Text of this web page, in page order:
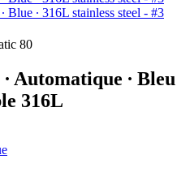
80
Automatique ∙ Bleu
316L